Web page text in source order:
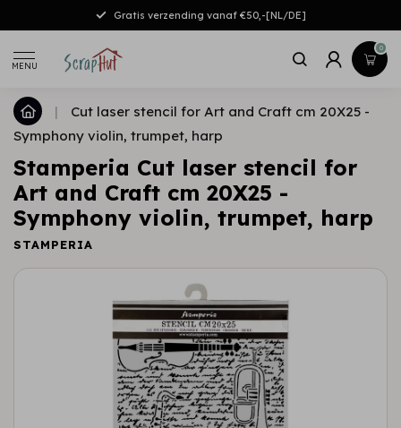
Gratis verzending vanaf €50,-[NL/DE]
MENU
0
|
Cut laser stencil for Art and Craft cm 20X25 -
Symphony violin, trumpet, harp
Stamperia Cut laser stencil for
Art and Craft cm 20X25 -
Symphony violin, trumpet, harp
STAMPERIA